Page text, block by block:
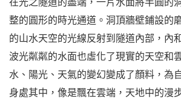
整的圓形的時光通道。洞頂牆壁鋪設的
的山水天空的光線反射到隧道內部，內
波光粼粼的水面也虛化了現實的天空和
水、陽光、天氣的變幻變成了顏料，為
身處其中，像是飄在雲端，天地中的漫